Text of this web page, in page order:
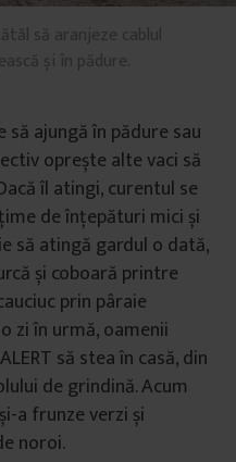
să aranjeze cablul
și în pădure.
ajungă în pădure sau
oprește alte vaci să
îl atingi, curentul se
de înțepături mici și
să atingă gardul o dată,
și coboară printre
prin pâraie
zi în urmă, oamenii
să stea în casă, din
de grindină. Acum
a frunze verzi și
noroi.